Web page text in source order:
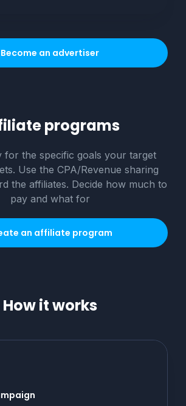
Become an advertiser
programs
for the specific goals your target
Use the CPA/Revenue sharing
the affiliates. Decide how much to
pay and what for
an affiliate program
How it works